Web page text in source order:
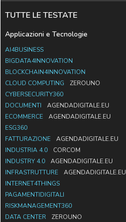
TUTTE LE TESTATE
Applicazioni e Tecnologie
AI4BUSINESS
BIGDATA4INNOVATION
BLOCKCHAIN4INNOVATION
CLOUD COMPUTING
ZEROUNO
CYBERSECURITY360
DOCUMENTI
AGENDADIGITALE.EU
ECOMMERCE
AGENDADIGITALE.EU
ESG360
FATTURAZIONE
AGENDADIGITALE.EU
INDUSTRIA 4.0
CORCOM
INDUSTRY 4.0
AGENDADIGITALE.EU
INFRASTRUTTURE
AGENDADIGITALE.EU
INTERNET4THINGS
PAGAMENTIDIGITALI
RISKMANAGEMENT360
DATA CENTER
ZEROUNO